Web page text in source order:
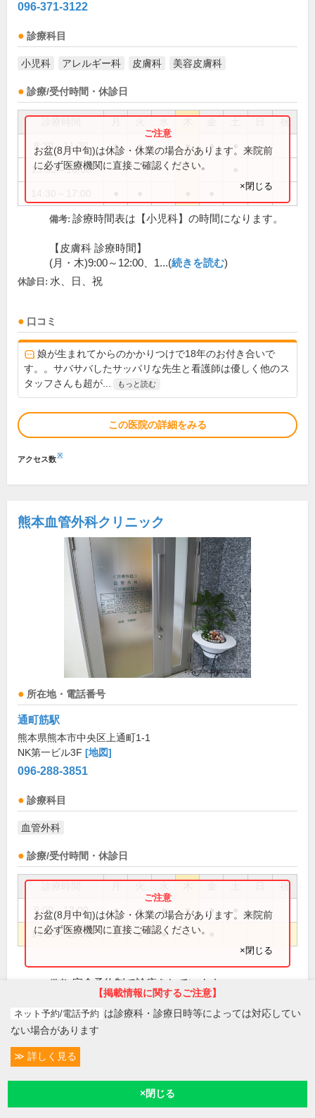
096-371-3122
診療科目
小児科 アレルギー科 皮膚科 美容皮膚科
診療/受付時間・休診日
祝
8:30～11:30 ● ● ● ●
13:30～16:00
お盆(8月中旬)は休診・休業の場合があります。来院前
に必ず医療機関に直接ご確認ください。
×閉じる
備考: 診療時間表は【小児科】の時間になります。
【皮膚科 診療時間】
(月・木)9:00～12:00、1...(続きを読む)
休診日: 水、日、祝
口コミ
娘が生まれてからのかかりつけで18年のお付き合いで
す。。サバサバしたサッパリな先生と看護師は優しく他のス
タッフさんも超が...
もっと読む
この医院の詳細をみる
アクセス数※
熊本血管外科クリニック
所在地・電話番号
通町筋駅
熊本県熊本市中央区上通町1-1
NK第一ビル3F [地図]
096-288-3851
診療科目
血管外科
診療/受付時間・休診日
祝
9:00～12:00 ● ● ● ● ●
14:00～18:00 ● ● ● ●
お盆(8月中旬)は休診・休業の場合があります。来院前
に必ず医療機関に直接ご確認ください。
×閉じる
備考: 完全予約制で診療をしています。
初診・再診電話受付
アクセス数
【掲載情報に関するご注意】
ネット予約/電話予約 は診療科・診療日時等によっては対応してい
ない場合があります
詳しく見る